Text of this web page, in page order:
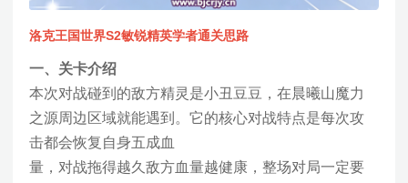
洛克王国世界S2敏锐精英学者通关思路
一、关卡介绍
本次对战碰到的敌方精灵是小丑豆豆，在晨曦山魔力
之源周边区域就能遇到。它的核心对战特点是每次攻
击都会恢复自身五成血
量，对战拖得越久敌方血量越健康，整场对局一定要